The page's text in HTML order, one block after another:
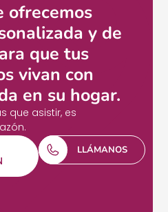
ofrecemos
y de
que tus
vivan con
en su hogar.
que asistir, es
LLÁMANOS